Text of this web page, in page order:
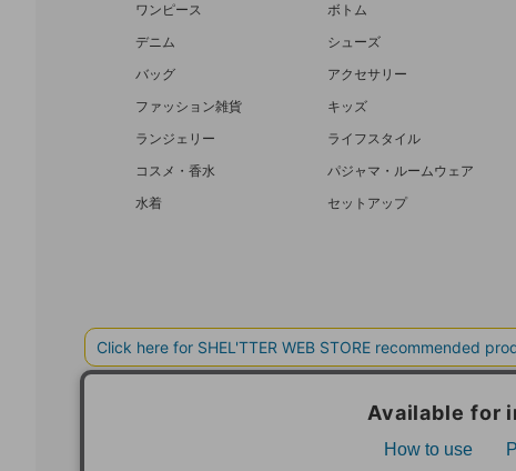
ワンピース
ボトム
デニム
シューズ
バッグ
アクセサリー
ファッション雑貨
キッズ
ランジェリー
ライフスタイル
コスメ・香水
パジャマ・ルームウェア
水着
セットアップ
BAROQUE JAPAN LIMITED
COPYRIGHT © BAROQUE JAPAN LIMITED ALL RIGHTS RESERVED.